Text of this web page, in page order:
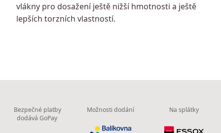
vlákny pro dosažení ještě nižší hmotnosti a ještě
lepších torzních vlastností.
Bezpečné platby
dodává GoPay
Možnosti dodání Na splátky